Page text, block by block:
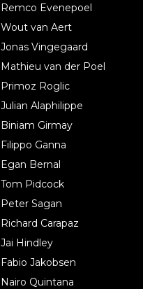
Remco Evenepoel
Wout van Aert
Jonas Vingegaard
Mathieu van der Poel
Primoz Roglic
Julian Alaphilippe
Biniam Girmay
Filippo Ganna
Egan Bernal
Tom Pidcock
Peter Sagan
Richard Carapaz
Jai Hindley
Fabio Jakobsen
Nairo Quintana